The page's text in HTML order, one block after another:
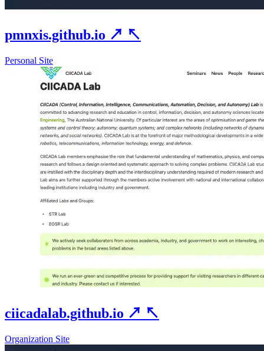
pmnxis.github.io ↗ ↖
Personal Site
ciicadalab.github.io ↗ ↖
Organization Site